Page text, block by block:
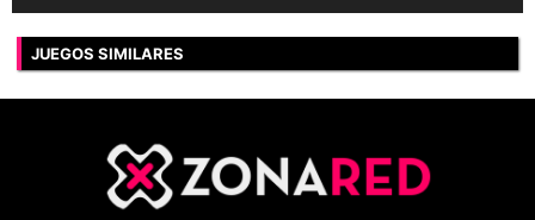
JUEGOS SIMILARES